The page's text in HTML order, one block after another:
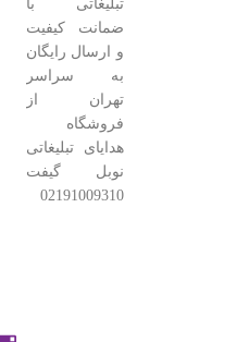
تبلیغاتی با
ضمانت کیفیت
و ارسال رایگان
به سراسر
تهران از
فروشگاه
هدایای تبلیغاتی
نوبل گیفت
02191009310